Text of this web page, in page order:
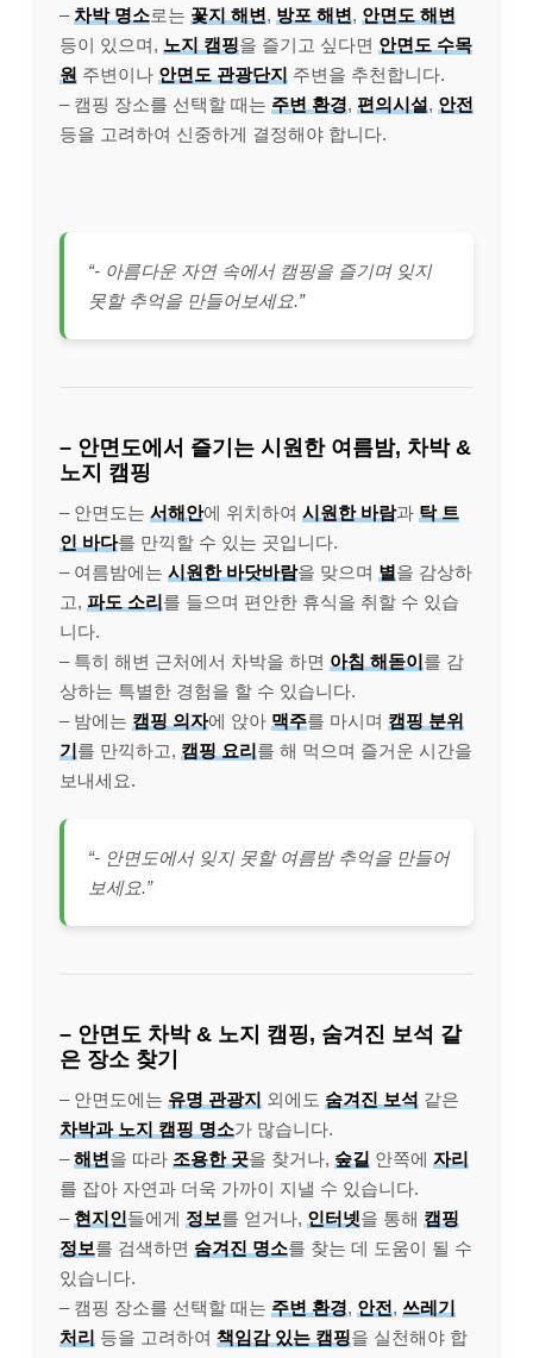
– 차박 명소로는 꽃지 해변, 방포 해변, 안면도 해변
등이 있으며, 노지 캠핑을 즐기고 싶다면 안면도 수목
원 주변이나 안면도 관광단지 주변을 추천합니다.
– 캠핑 장소를 선택할 때는 주변 환경, 편의시설, 안전
등을 고려하여 신중하게 결정해야 합니다.
“- 아름다운 자연 속에서 캠핑을 즐기며 잊지
못할 추억을 만들어보세요.”
– 안면도에서 즐기는 시원한 여름밤, 차박 &
노지 캠핑
– 안면도는 서해안에 위치하여 시원한 바람과 탁 트
인 바다를 만끽할 수 있는 곳입니다.
– 여름밤에는 시원한 바닷바람을 맞으며 별을 감상하
고, 파도 소리를 들으며 편안한 휴식을 취할 수 있습
니다.
– 특히 해변 근처에서 차박을 하면 아침 해돋이를 감
상하는 특별한 경험을 할 수 있습니다.
– 밤에는 캠핑 의자에 앉아 맥주를 마시며 캠핑 분위
기를 만끽하고, 캠핑 요리를 해 먹으며 즐거운 시간을
보내세요.
“- 안면도에서 잊지 못할 여름밤 추억을 만들어
보세요.”
– 안면도 차박 & 노지 캠핑, 숨겨진 보석 같
은 장소 찾기
– 안면도에는 유명 관광지 외에도 숨겨진 보석 같은
차박과 노지 캠핑 명소가 많습니다.
–해변을 따라 조용한 곳을 찾거나, 숲길 안쪽에 자리
를 잡아 자연과 더욱 가까이 지낼 수 있습니다.
– 현지인들에게 정보를 얻거나, 인터넷을 통해 캠핑
정보를 검색하면 숨겨진 명소를 찾는 데 도움이 될 수
있습니다.
– 캠핑 장소를 선택할 때는 주변 환경, 안전, 쓰레기
처리 등을 고려하여 책임감 있는 캠핑을 실천해야 합